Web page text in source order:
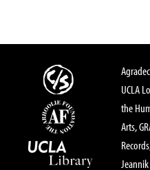
UCLA
the
Arts,